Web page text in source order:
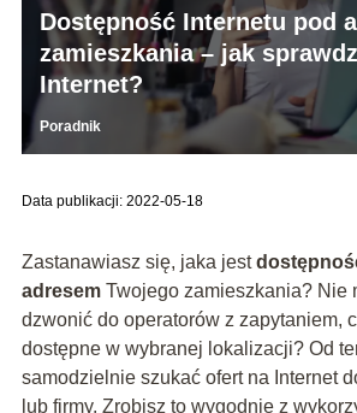
Dostępność Internetu pod
zamieszkania – jak
Internet?
Poradnik
Data publikacji: 2022-05-18
Zastanawiasz się, jaka jest
adresemTwojego zamieszkania? Nie
dzwonić do operatorów z zapytaniem,
dostępne w wybranej lokalizacji? Od
samodzielnie szukać ofert na Internet
lub firmy. Zrobisz to wygodnie z